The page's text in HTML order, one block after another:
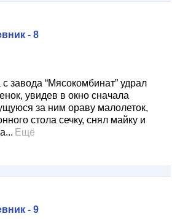
- 8
с завода “Мясокомбинат” удрал
увидев в окно сначала
за ним ораву малолеток,
стола сечку, снял майку и
Ещё
- 9